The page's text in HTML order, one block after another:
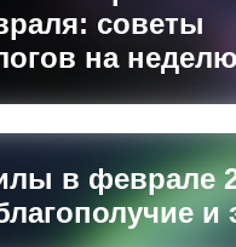
советы
на неделю
в феврале
и